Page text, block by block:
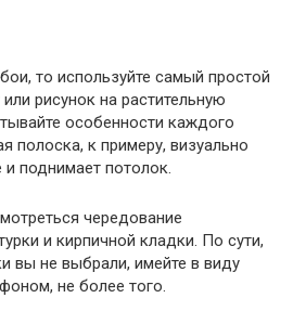
то используйте самый простой
рисунок на растительную
особенности каждого
полоска, к примеру, визуально
поднимает потолок.
чередование
и кирпичной кладки. По сути,
вы не выбрали, имейте в виду
не более того.